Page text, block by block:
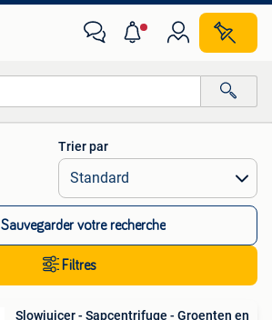
Toutes les distances…
Trier par
Sauvegarder votre recherche
Filtres
Slowjuicer - Sapcentrifuge - Groenten en